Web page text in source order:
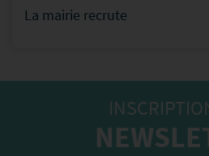
La mairie recrute